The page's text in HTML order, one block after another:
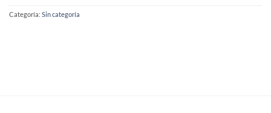
Categoría: Sin categoría